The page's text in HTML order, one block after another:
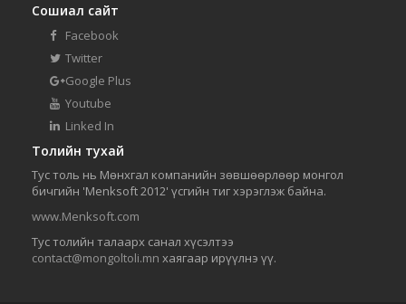
Сошиал сайт
Facebook
Twitter
Google Plus
Youtube
Linked In
Толийн тухай
Тус толь нь Мөнхгал компанийн зөвшөөрлөөр монгол
бичгийн 'Menksoft 2012' үсгийн тиг хэрэглэж байна.
www.Menksoft.com
Тус толийн талаарх санал хүсэлтээ
contact@mongoltoli.mn хаягаар ирүүлнэ үү.